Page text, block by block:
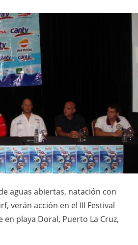
aguas abiertas, natación con
verán acción en el III Festival
en playa Doral, Puerto La Cruz,